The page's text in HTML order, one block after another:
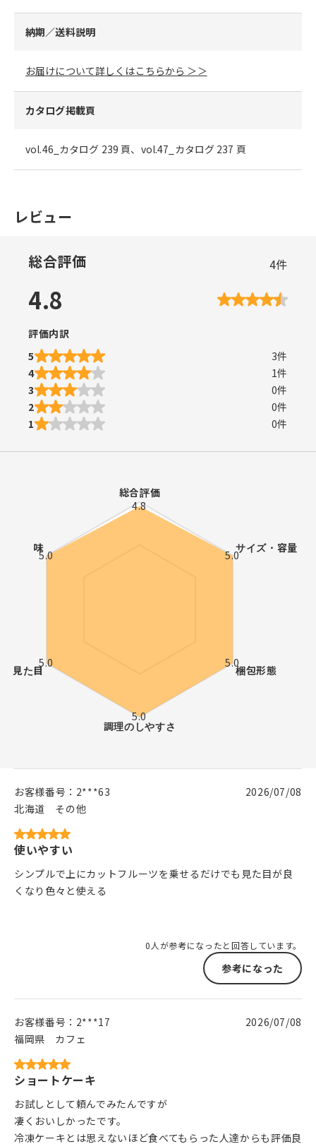
納期／送料説明
お届けについて詳しくはこちらから ＞＞
カタログ掲載頁
vol.46_カタログ 239 頁、vol.47_カタログ 237 頁
レビュー
総合評価 4件
4.8
評価内訳
5
3件
4
1件
3
0件
2
0件
1
0件
お客様番号： 2***63
北海道
その他
2026/07/08
使いやすい
シンプルで上にカットフルーツを乗せるだけでも見た目が良
くなり色々と使える
0人が参考になったと回答しています。
参考になった
お客様番号： 2***17
福岡県
カフェ
2026/07/08
ショートケーキ
お試しとして頼んでみたんですが
凄くおいしかったです。
冷凍ケーキとは思えないほど食べてもらった人達からも評価良